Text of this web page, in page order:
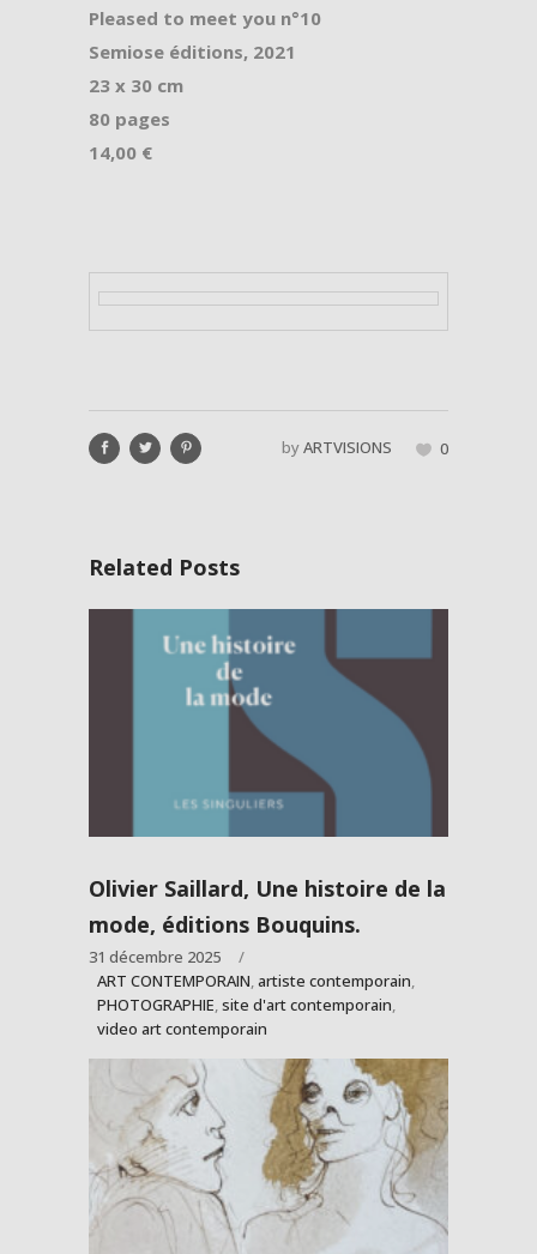
Pleased to meet you n°10
Semiose éditions, 2021
23 x 30 cm
80 pages
14,00 €
byARTVISIONS 0
Related Posts
Olivier Saillard, Une histoire de la
mode, éditions Bouquins.
31 décembre 2025
ART CONTEMPORAIN,artiste contemporain,
PHOTOGRAPHIE,site d'art contemporain,
video art contemporain